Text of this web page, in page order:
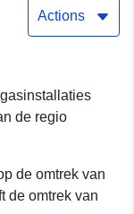
-
I3
—
Actions
de regio
de omtrek van
de omtrek van